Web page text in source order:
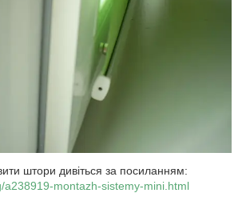
штори дивіться за посиланням:
a238919-montazh-sistemy-mini.html